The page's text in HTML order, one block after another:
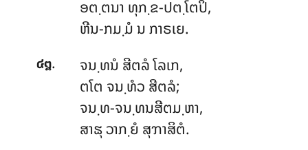
ອຕ຺ຕນາ ທຸກ຺ຂ-ປຕ຺ໂຕປິ,
ຫີນ-ກມ຺ມໍ ນ ກາຣເຍ.
໔໘. ຈນ຺ທນໍ ສີຕລໍ ໂລເກ,
ຕໂຕ ຈນ຺ທໍວ ສີຕລໍ;
ຈນ຺ທ-ຈນ຺ທນສີຕມ຺ຫາ,
ສາຘຸ ວາກ຺ຍໍ ສຸຠາສິຕໍ.